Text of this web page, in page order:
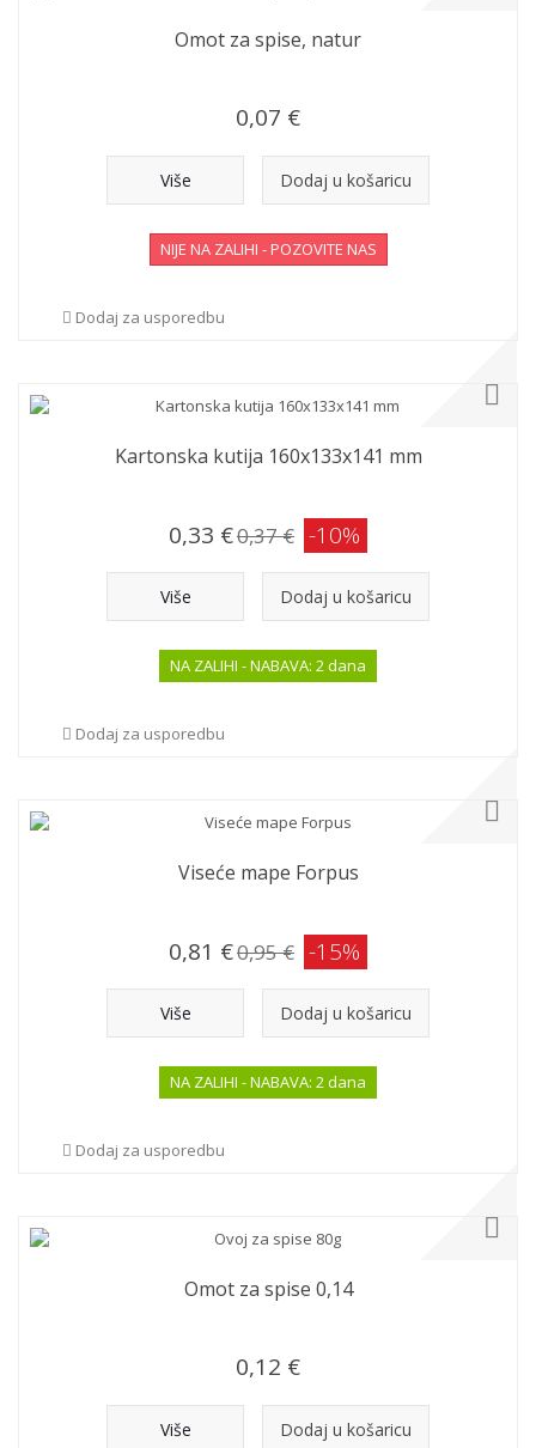
Omot za spise, natur
0,07 €
Više Dodaj u košaricu
NIJE NA ZALIHI - POZOVITE NAS
Dodaj za usporedbu
Kartonska kutija 160x133x141 mm
0,33 €0,37 € -10%
Više Dodaj u košaricu
NA ZALIHI - NABAVA: 2 dana
Dodaj za usporedbu
Viseće mape Forpus
0,81 €0,95 € -15%
Više Dodaj u košaricu
NA ZALIHI - NABAVA: 2 dana
Dodaj za usporedbu
Omot za spise 0,14
0,12 €
Više Dodaj u košaricu